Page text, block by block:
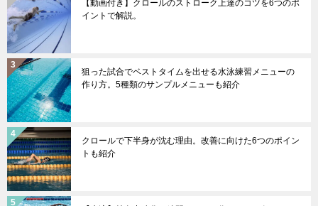
【動画付き】クロールのストローク上達のコツを6つのポ
イントで解説。
狙った試合でベストタイムを出せる水泳練習メニューの
作り方。5種類のサンプルメニューも紹介
クロールで下半身が沈む理由。改善に向けた6つのポイン
トも紹介